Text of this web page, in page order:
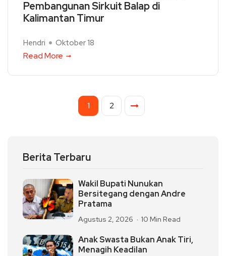
Pembangunan Sirkuit Balap di
Kalimantan Timur
Hendri Oktober 18
Read More
1 2
Berita Terbaru
Wakil Bupati Nunukan
Bersitegang dengan Andre
Pratama
Agustus 2, 2026 10 Min Read
Anak Swasta Bukan Anak Tiri,
Menagih Keadilan